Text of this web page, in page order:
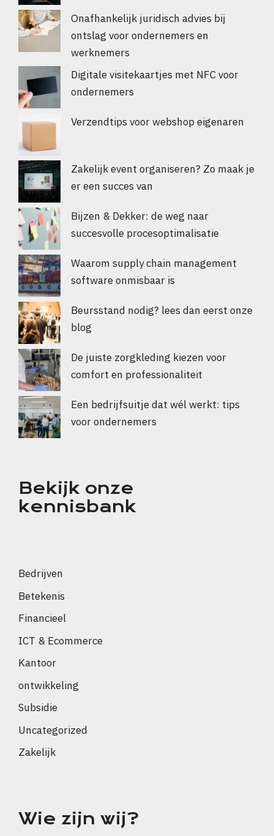
Onafhankelijk juridisch advies bij
ontslag voor ondernemers en
werknemers
Digitale visitekaartjes met NFC voor
ondernemers
Verzendtips voor webshop eigenaren
Zakelijk event organiseren? Zo maak je
er een succes van
Bijzen & Dekker: de weg naar
succesvolle procesoptimalisatie
Waarom supply chain management
software onmisbaar is
Beursstand nodig? lees dan eerst onze
blog
De juiste zorgkleding kiezen voor
comfort en professionaliteit
Een bedrijfsuitje dat wél werkt: tips
voor ondernemers
Bekijk onze
kennisbank
Bedrijven
Betekenis
Financieel
ICT & Ecommerce
Kantoor
ontwikkeling
Subsidie
Uncategorized
Zakelijk
Wie zijn wij?